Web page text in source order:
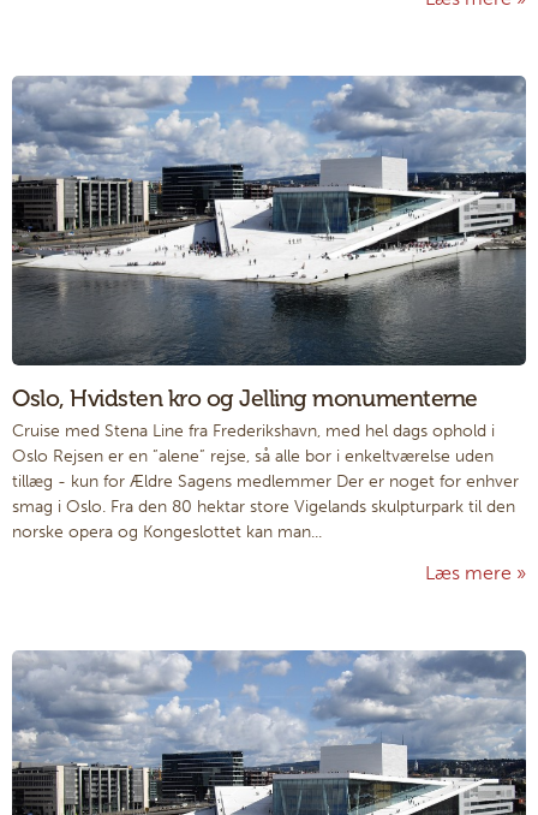
Oslo, Hvidsten kro og Jelling monumenterne
Cruise med Stena Line fra Frederikshavn, med hel dags ophold i
Oslo Rejsen er en ”alene” rejse, så alle bor i enkeltværelse uden
tillæg - kun for Ældre Sagens medlemmer Der er noget for enhver
smag i Oslo. Fra den 80 hektar store Vigelands skulpturpark til den
norske opera og Kongeslottet kan man...
Læs mere